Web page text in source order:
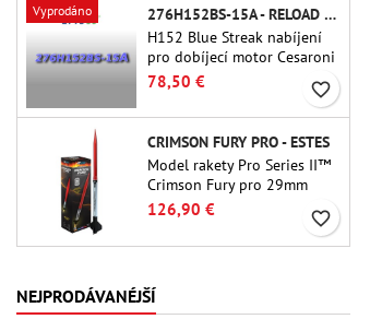
Vyprodáno
276H152BS-15A - RELOAD 38MM CTI
H152 Blue Streak nabíjení
pro dobíjecí motor Cesaroni
P38-2G. 15sekundové
zpoždění je nastavitelné
pomocí nástroje ProDAT 38
78,50 € favorite_border
CRIMSON FURY PRO - ESTES
Model rakety Pro Series II™
Crimson Fury pro 29mm
motory typu E, F a také G.
Crimson Fury, navržený pro
pokročilé raketové nadšence,
plynulé návraty do
původního stavu a zážitek
126,90 € favorite_border
NEJPRODÁVANÉJŠÍ